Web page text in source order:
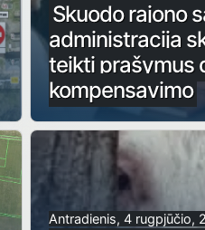
Skuodo rajono
administracija
teikti prašymus
kompensavimo
Antradienis, 4 rugpjūčio,